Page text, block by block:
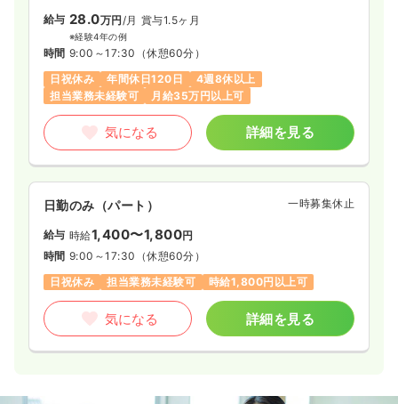
給与 28.0万円/月 賞与1.5ヶ月
※経験4年の例
時間 9:00～17:30 （休憩60分）
日祝休み
年間休日120日
4週8休以上
担当業務未経験可
月給35万円以上可
気になる 詳細を見る
日勤のみ（パート） 一時募集休止
給与 時給1,400〜1,800円
時間 9:00～17:30 （休憩60分）
日祝休み
担当業務未経験可 時給1,800円以上可
気になる 詳細を見る